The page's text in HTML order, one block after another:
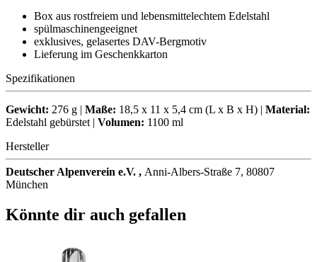
Box aus rostfreiem und lebensmittelechtem Edelstahl
spülmaschinengeeignet
exklusives, gelasertes DAV-Bergmotiv
Lieferung im Geschenkkarton
Spezifikationen
Gewicht: 276 g | Maße: 18,5 x 11 x 5,4 cm (L x B x H) | Material:
Edelstahl gebürstet | Volumen: 1100 ml
Hersteller
Deutscher Alpenverein e.V. , Anni-Albers-Straße 7, 80807
München
Könnte dir auch gefallen